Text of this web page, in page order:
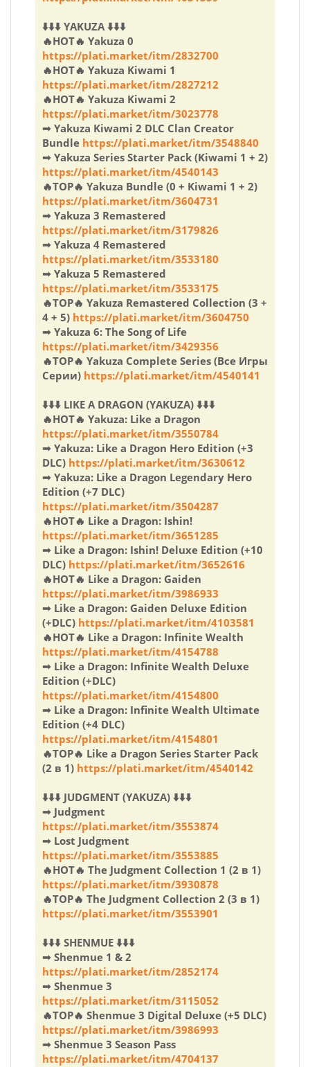
⬇️⬇️⬇️ YAKUZA ⬇️⬇️⬇️
🔥HOT🔥 Yakuza 0
https://plati.market/itm/2832700
🔥HOT🔥 Yakuza Kiwami 1
https://plati.market/itm/2827212
🔥HOT🔥 Yakuza Kiwami 2
https://plati.market/itm/3023778
➟ Yakuza Kiwami 2 DLC Clan Creator
Bundle https://plati.market/itm/3548840
➟ Yakuza Series Starter Pack (Kiwami 1 + 2)
https://plati.market/itm/4540143
🔥TOP🔥 Yakuza Bundle (0 + Kiwami 1 + 2)
https://plati.market/itm/3604731
➟ Yakuza 3 Remastered
https://plati.market/itm/3179826
➟ Yakuza 4 Remastered
https://plati.market/itm/3533180
➟ Yakuza 5 Remastered
https://plati.market/itm/3533175
🔥TOP🔥 Yakuza Remastered Collection (3 +
4 + 5) https://plati.market/itm/3604750
➟ Yakuza 6: The Song of Life
https://plati.market/itm/3429356
🔥TOP🔥 Yakuza Complete Series (Все Игры
Серии) https://plati.market/itm/4540141
⬇️⬇️⬇️ LIKE A DRAGON (YAKUZA) ⬇️⬇️⬇️
🔥HOT🔥 Yakuza: Like a Dragon
https://plati.market/itm/3550784
➟ Yakuza: Like a Dragon Hero Edition (+3
DLC) https://plati.market/itm/3630612
➟ Yakuza: Like a Dragon Legendary Hero
Edition (+7 DLC)
https://plati.market/itm/3504287
🔥HOT🔥 Like a Dragon: Ishin!
https://plati.market/itm/3651285
➟ Like a Dragon: Ishin! Deluxe Edition (+10
DLC) https://plati.market/itm/3652616
🔥HOT🔥 Like a Dragon: Gaiden
https://plati.market/itm/3986933
➟ Like a Dragon: Gaiden Deluxe Edition
(+DLC) https://plati.market/itm/4103581
🔥HOT🔥 Like a Dragon: Infinite Wealth
https://plati.market/itm/4154788
➟ Like a Dragon: Infinite Wealth Deluxe
Edition (+DLC)
https://plati.market/itm/4154800
➟ Like a Dragon: Infinite Wealth Ultimate
Edition (+4 DLC)
https://plati.market/itm/4154801
🔥TOP🔥 Like a Dragon Series Starter Pack
(2 в 1) https://plati.market/itm/4540142
⬇️⬇️⬇️ JUDGMENT (YAKUZA) ⬇️⬇️⬇️
➟ Judgment
https://plati.market/itm/3553874
➟ Lost Judgment
https://plati.market/itm/3553885
🔥HOT🔥 The Judgment Collection 1 (2 в 1)
https://plati.market/itm/3930878
🔥TOP🔥 The Judgment Collection 2 (3 в 1)
https://plati.market/itm/3553901
⬇️⬇️⬇️ SHENMUE ⬇️⬇️⬇️
➟ Shenmue 1 & 2
https://plati.market/itm/2852174
➟ Shenmue 3
https://plati.market/itm/3115052
🔥TOP🔥 Shenmue 3 Digital Deluxe (+5 DLC)
https://plati.market/itm/3986993
➟ Shenmue 3 Season Pass
https://plati.market/itm/4704137